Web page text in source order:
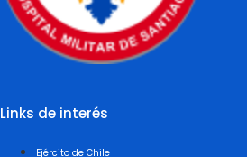
Links de interés
Ejército de Chile